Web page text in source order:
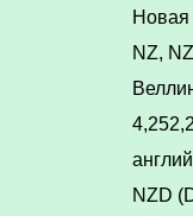
Новая
NZ,
NZD